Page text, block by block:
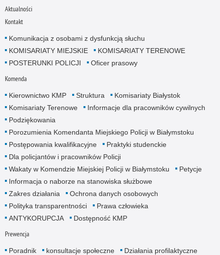
Aktualności
Kontakt
Komunikacja z osobami z dysfunkcją słuchu
KOMISARIATY MIEJSKIE
KOMISARIATY TERENOWE
POSTERUNKI POLICJI
Oficer prasowy
Komenda
Kierownictwo KMP Struktura
Komisariaty Białystok
Komisariaty Terenowe
Informacje dla pracowników cywilnych
Podziękowania
Porozumienia Komendanta Miejskiego Policji w Białymstoku
Postępowania kwalifikacyjne
Praktyki studenckie
Dla policjantów i pracowników Policji
Wakaty w Komendzie Miejskiej Policji w Białymstoku
Petycje
Informacja o naborze na stanowiska służbowe
Zakres działania
Ochrona danych osobowych
Polityka transparentności
Prawa człowieka
ANTYKORUPCJA
Dostępność KMP
Prewencja
Poradnik konsultacje społeczne
Działania profilaktyczne